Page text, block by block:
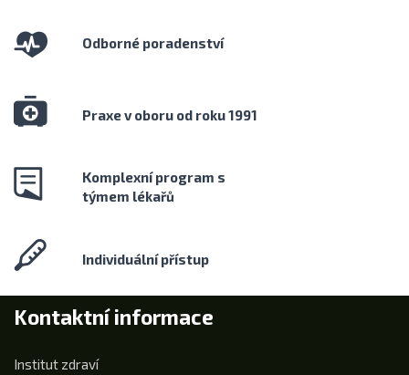
Odborné poradenství
Praxe v oboru od roku 1991
Komplexní program s
týmem lékařů
Individuální přístup
Kontaktní informace
Institut zdraví